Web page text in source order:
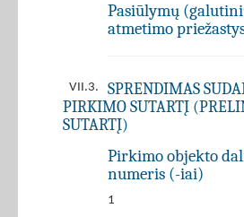
Pasiūlymų
atmetimo
VII.3.
SPRENDIMAS
PIRKIMO SUTARTĮ
SUTARTĮ)
Pirkimo objekto
numeris (-iai)
1